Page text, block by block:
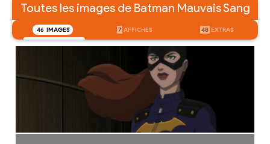
Toutes les images de Batman Mauvais Sang
46 IMAGES 7 AFFICHES 48 EXTRAS